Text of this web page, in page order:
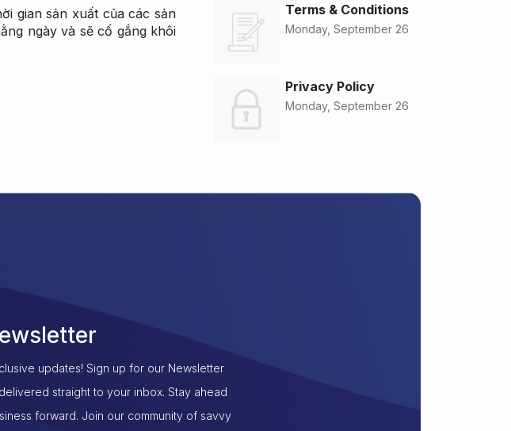
gian sản xuất của các sản
ngày và sẽ cố gắng khôi
Terms & Conditions
Monday, September 26
Privacy Policy
Monday, September 26
updates! Sign up for our Newsletter
straight to your inbox. Stay ahead
forward. Join our community of savvy